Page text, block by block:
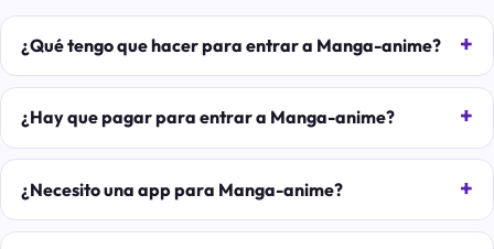
¿Qué tengo que hacer para entrar a Manga-anime?
¿Hay que pagar para entrar a Manga-anime?
¿Necesito una app para Manga-anime?